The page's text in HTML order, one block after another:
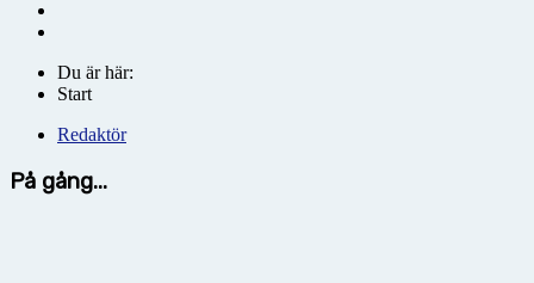
Du är här:
Start
Redaktör
På gång...